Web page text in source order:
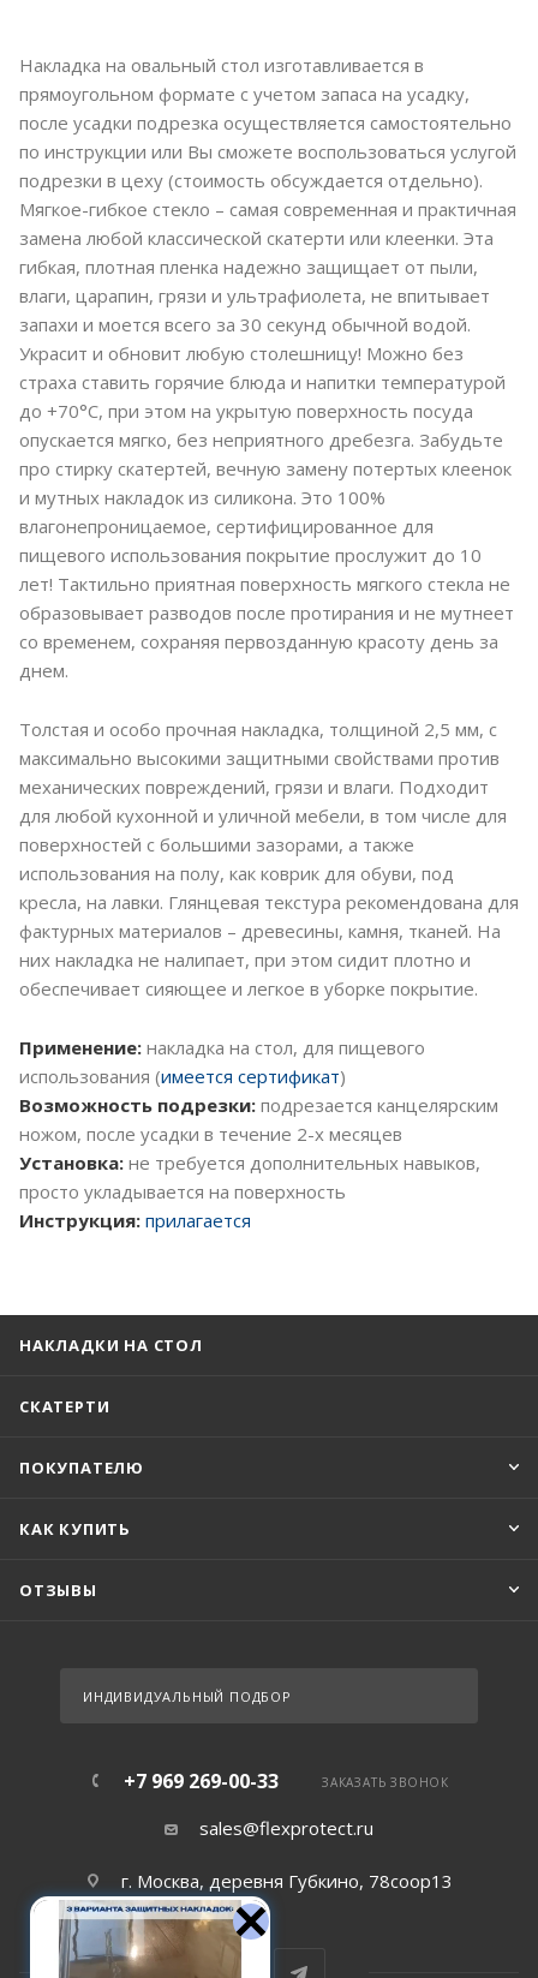
Накладка на овальный стол изготавливается в
прямоугольном формате с учетом запаса на усадку,
после усадки подрезка осуществляется самостоятельно
по инструкции или Вы сможете воспользоваться услугой
подрезки в цеху (стоимость обсуждается отдельно).
Мягкое-гибкое стекло – самая современная и практичная
замена любой классической скатерти или клеенки. Эта
гибкая, плотная пленка надежно защищает от пыли,
влаги, царапин, грязи и ультрафиолета, не впитывает
запахи и моется всего за 30 секунд обычной водой.
Украсит и обновит любую столешницу! Можно без
страха ставить горячие блюда и напитки температурой
до +70°C, при этом на укрытую поверхность посуда
опускается мягко, без неприятного дребезга. Забудьте
про стирку скатертей, вечную замену потертых клеенок
и мутных накладок из силикона. Это 100%
влагонепроницаемое, сертифицированное для
пищевого использования покрытие прослужит до 10
лет! Тактильно приятная поверхность мягкого стекла не
образовывает разводов после протирания и не мутнеет
со временем, сохраняя первозданную красоту день за
днем.
Толстая и особо прочная накладка, толщиной 2,5 мм, с
максимально высокими защитными свойствами против
механических повреждений, грязи и влаги. Подходит
для любой кухонной и уличной мебели, в том числе для
поверхностей с большими зазорами, а также
использования на полу, как коврик для обуви, под
кресла, на лавки. Глянцевая текстура рекомендована для
фактурных материалов – древесины, камня, тканей. На
них накладка не налипает, при этом сидит плотно и
обеспечивает сияющее и легкое в уборке покрытие.
Применение: накладка на стол, для пищевого
использования (имеется сертификат)
Возможность подрезки: подрезается канцелярским
ножом, после усадки в течение 2-х месяцев
Установка: не требуется дополнительных навыков,
просто укладывается на поверхность
Инструкция: прилагается
НАКЛАДКИ НА СТОЛ
СКАТЕРТИ
ПОКУПАТЕЛЮ
КАК КУПИТЬ
ОТЗЫВЫ
ИНДИВИДУАЛЬНЫЙ ПОДБОР
+7 969 269-00-33 ЗАКАЗАТЬ ЗВОНОК
sales@flexprotect.ru
г. Москва, деревня Губкино, 78соор13